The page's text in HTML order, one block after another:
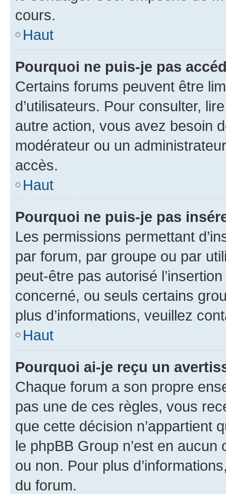
cours.
Haut
Pourquoi ne puis-je pas
Certains forums peuvent être
d’utilisateurs. Pour consulter,
autre action, vous avez besoin
modérateur ou un
accès.
Haut
Pourquoi ne puis-je pas
Les permissions permettant
par forum, par groupe ou par
peut-être pas autorisé
concerné, ou seuls certains
plus d’informations, veuillez
Haut
Pourquoi ai-je reçu un
Chaque forum a son propre
pas une de ces règles, vous
que cette décision n’appartient
le phpBB Group n’est en
ou non. Pour plus
du forum.